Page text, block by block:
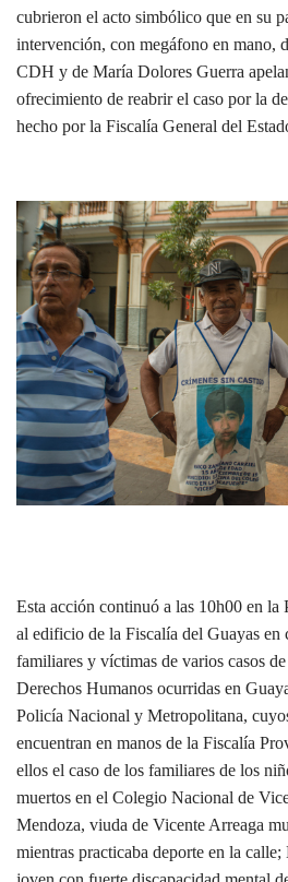
cubrieron el acto simbólico que en su
intervención, con megáfono en mano,
CDH y de María Dolores Guerra
ofrecimiento de reabrir el caso por la
hecho por la Fiscalía General del
Esta acción continuó a las 10h00 en la
al edificio de la Fiscalía del Guayas en
familiares y víctimas de varios casos
Derechos Humanos ocurridas en
Policía Nacional y Metropolitana,
encuentran en manos de la Fiscalía
ellos el caso de los familiares de los
muertos en el Colegio Nacional de
Mendoza, viuda de Vicente Arreaga
mientras practicaba deporte en la